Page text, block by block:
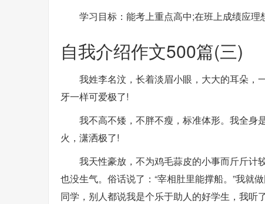
学习目标：能考上重点高中;在班上成绩应理
自我介绍作文500篇(三)
我姓李名汶，长着淡眉小眼，大大的耳朵，
牙一样可爱极了!
我不高不矮，不胖不瘦，标准体形。我全身
火，潇洒极了!
我天性豪放，不为鸡毛蒜皮的小事而斤斤计
也没生气。俗话说了：“宰相肚里能撑船。”我就
同学，别人都说我是个乐于助人的好学生，我听